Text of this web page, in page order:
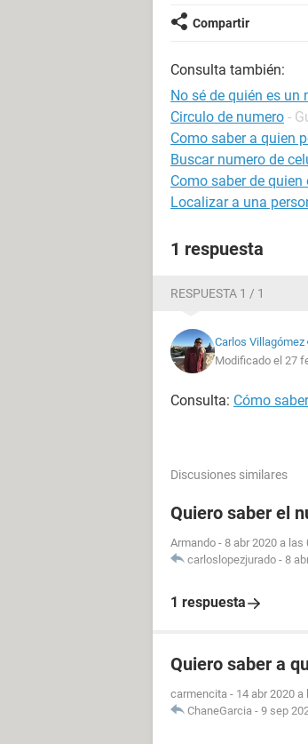
Compartir
Consulta también:
No sé de quién es un
Circulo de numero -
Como saber a quien
Buscar numero de
Como saber de
Localizar a una
1 respuesta
RESPUESTA 1 / 1
Carlos Villagómez
Modificado el 27
Consulta: Cómo
Discusiones similares
Quiero saber el
Armando - 8 abr 2020 a las
carloslopezjurado - 8
1 respuesta
Quiero saber a
carmencita - 14 abr 2020 a
ChaneGarcia - 9 sep